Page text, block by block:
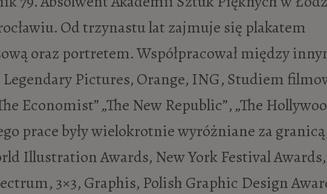
Od trzynastu lat zajmuje się plakatem
oraz portretem. Współpracował między
Pictures, Orange, ING, Studiem
Economist” „The New Republic”, „The
prace były wielokrotnie wyróżniane za
Illustration Awards, New York Festival Awards,
3×3, Graphis, Polish Graphic Design